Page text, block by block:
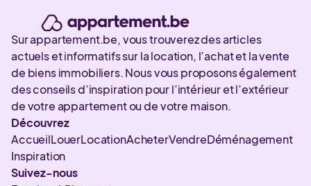
Sur appartement.be, vous trouverez des articles
actuels et informatifs sur la location, l’achat et la vente
de biens immobiliers. Nous vous proposons également
des conseils d’inspiration pour l’intérieur et l’extérieur
de votre appartement ou de votre maison.
Découvrez
AccueilLouerLocationAcheterVendreDéménagement
Inspiration
Suivez-nous